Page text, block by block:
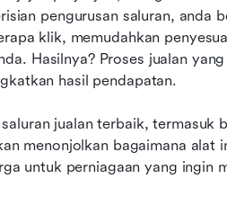
pengurusan saluran, anda
klik, memudahkan
Hasilnya? Proses jualan yang
hasil pendapatan.
jualan terbaik, termasuk
menonjolkan bagaimana alat
untuk perniagaan yang ingin